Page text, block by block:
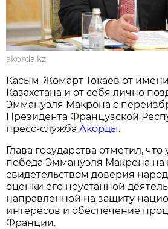
akorda.kz
Касым-Жомарт Токаев от
Казахстана и от себя лично
Эммануэля Макрона с
Президента Французской
пресс-службаАкорды.
Глава государства отметил,
победа Эммануэля Макрона на
свидетельством доверия
оценки его неустанной
направленной на защиту
интересов и обеспечение
Франции.